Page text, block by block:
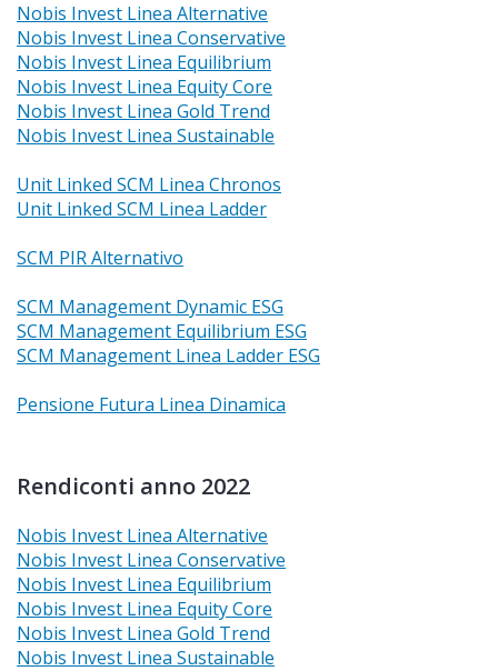
Nobis Invest Linea Alternative
Nobis Invest Linea Conservative
Nobis Invest Linea Equilibrium
Nobis Invest Linea Equity Core
Nobis Invest Linea Gold Trend
Nobis Invest Linea Sustainable
Unit Linked SCM Linea Chronos
Unit Linked SCM Linea Ladder
SCM PIR Alternativo
SCM Management Dynamic ESG
SCM Management Equilibrium ESG
SCM Management Linea Ladder ESG
Pensione Futura Linea Dinamica
Rendiconti anno 2022
Nobis Invest Linea Alternative
Nobis Invest Linea Conservative
Nobis Invest Linea Equilibrium
Nobis Invest Linea Equity Core
Nobis Invest Linea Gold Trend
Nobis Invest Linea Sustainable